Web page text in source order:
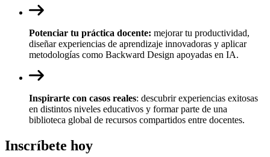
Potenciar tu práctica docente: mejorar tu productividad,
diseñar experiencias de aprendizaje innovadoras y aplicar
metodologías como Backward Design apoyadas en IA.
Inspirarte con casos reales: descubrir experiencias exitosas
en distintos niveles educativos y formar parte de una
biblioteca global de recursos compartidos entre docentes.
Inscríbete hoy